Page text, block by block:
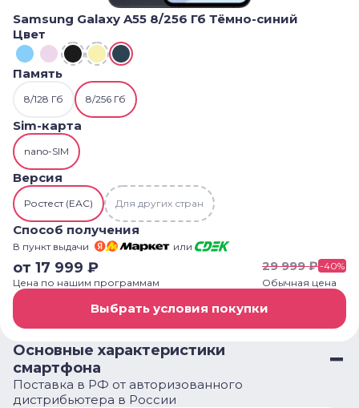
Samsung Galaxy A55 8/256 Гб Тёмно-синий
Цвет
Память
8/128 Гб 8/256 Гб
Sim-карта
nano-SIM
Версия
Ростест (ЕАС) Для других стран
Способ получения
В пункт выдачи или
от 17 999 ₽
Цена по нашим программам
29 999₽-40%
Обычная цена
Выбрать условия покупки
Основные характеристики
смартфона
Поставка в РФ от авторизованного
дистрибьютера в России